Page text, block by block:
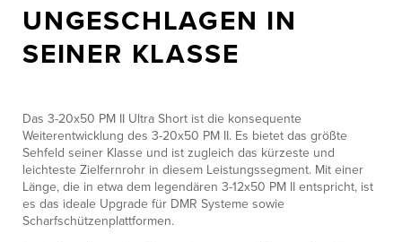
UNGESCHLAGEN IN
SEINER KLASSE
Das 3-20x50 PM II Ultra Short ist die konsequente
Weiterentwicklung des 3-20x50 PM II. Es bietet das größte
Sehfeld seiner Klasse und ist zugleich das kürzeste und
leichteste Zielfernrohr in diesem Leistungssegment. Mit einer
Länge, die in etwa dem legendären 3-12x50 PM II entspricht, ist
es das ideale Upgrade für DMR Systeme sowie
Scharfschützenplattformen.